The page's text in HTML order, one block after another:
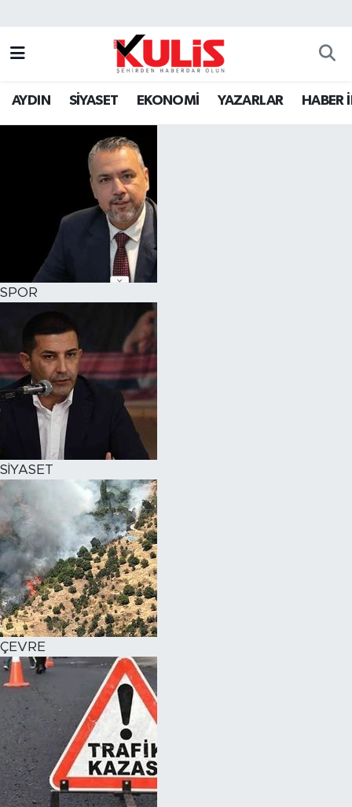
AYDIN SİYASET EKONOMİ YAZARLAR HABER
SPOR
SİYASET
ÇEVRE